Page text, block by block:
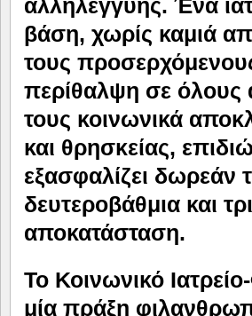
αλληλεγγύης. Ένα
βάση, χωρίς καμιά
τους
περίθαλψη σε όλους
τους κοινωνικά
και θρησκείας,
εξασφαλίζει δωρεάν
δευτεροβάθμια και
αποκατάσταση.
Το Κοινωνικό
μία πράξη